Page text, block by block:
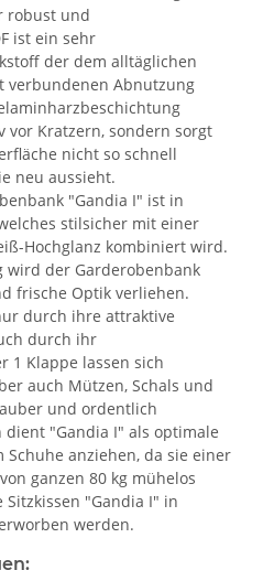
robust und
ist ein sehr
der dem alltäglichen
verbundenen Abnutzung
Kratzern, sondern sorgt
nicht so schnell
neu aussieht.
"Gandia I" ist in
stilsicher mit einer
Hochglanz kombiniert wird.
wird der Garderobenbank
frische Optik verliehen.
durch ihre attraktive
durch ihr
1 Klappe lassen sich
auch Mützen, Schals und
und ordentlich
dient "Gandia I" als optimale
Schuhe anziehen, da sie einer
ganzen 80 kg mühelos
"Gandia I" in
werden.